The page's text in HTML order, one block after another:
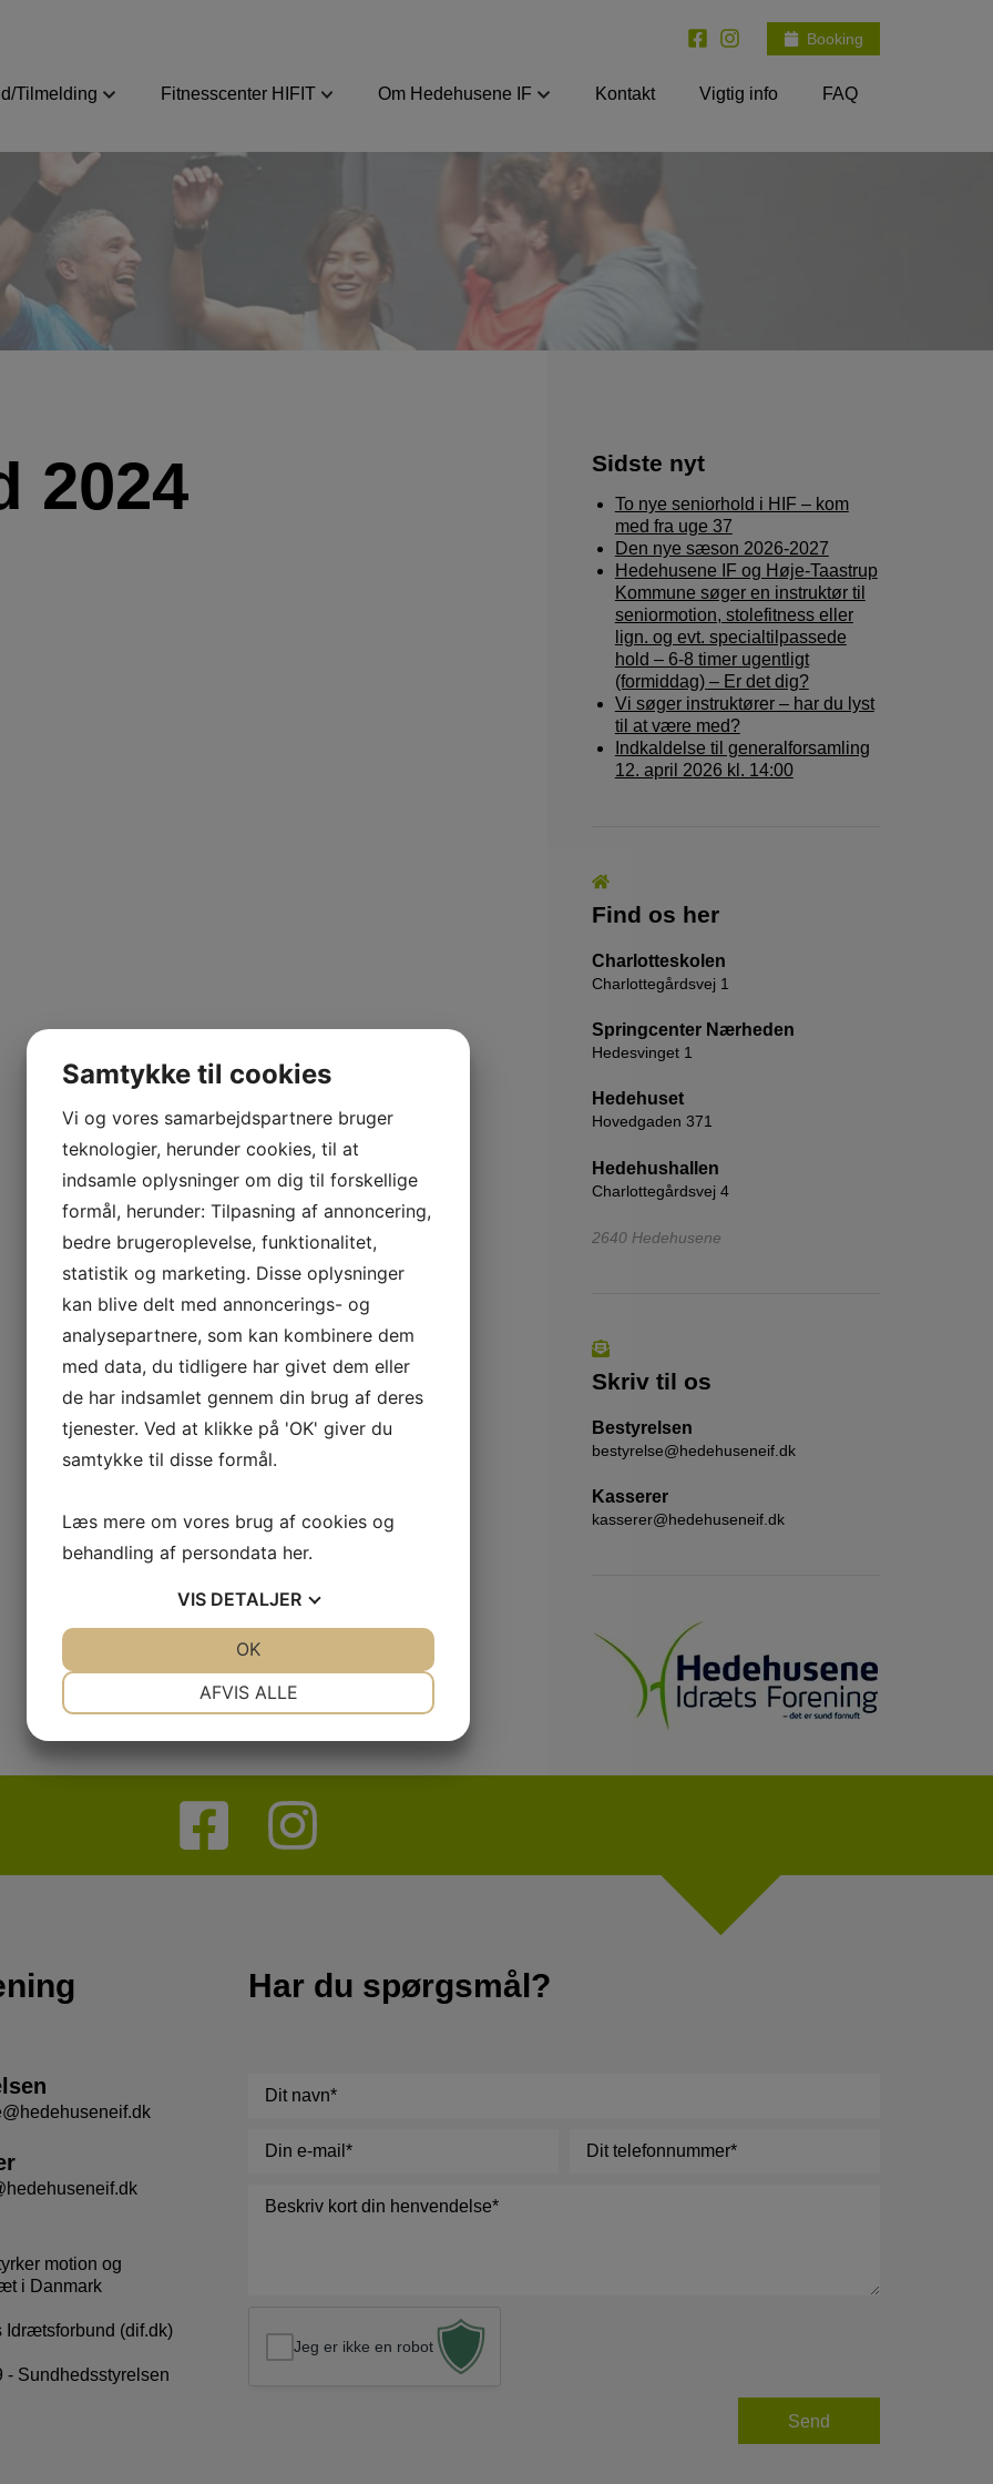
Booking
Tilmelding Fitnesscenter HIFIT Om Hedehusene IF Kontakt Vigtig info FAQ
2024 Sidste nyt
To nye seniorhold i HIF – kom
med fra uge 37
Den nye sæson 2026-2027
Hedehusene IF og Høje-Taastrup
Kommune søger en instruktør til
seniormotion, stolefitness eller
lign. og evt. specialtilpassede
hold – 6-8 timer ugentligt
(formiddag) – Er det dig?
Vi søger instruktører – har du lyst
til at være med?
Indkaldelse til generalforsamling
12. april 2026 kl. 14:00
Find os her
Charlotteskolen
Charlottegårdsvej 1
Springcenter Nærheden
Hedesvinget 1
Hedehuset
Hovedgaden 371
Hedehushallen
Charlottegårdsvej 4
2640 Hedehusene
Skriv til os
Bestyrelsen
bestyrelse@hedehuseneif.dk
Kasserer
kasserer@hedehuseneif.dk
motion og
i Danmark
Idrætsforbund (dif.dk)
- Sundhedsstyrelsen
Har du spørgsmål?
mail
Jeg er ikke en robot
Samtykke til cookies
Vi og vores samarbejdspartnere bruger
teknologier, herunder cookies, til at
indsamle oplysninger om dig til forskellige
formål, herunder: Tilpasning af annoncering,
bedre brugeroplevelse, funktionalitet,
statistik og marketing. Disse oplysninger
kan blive delt med annoncerings- og
analysepartnere, som kan kombinere dem
med data, du tidligere har givet dem eller
de har indsamlet gennem din brug af deres
tjenester. Ved at klikke på 'OK' giver du
samtykke til disse formål.
Læs mere om vores brug af cookies og
behandling af persondata her.
VIS DETALJER
AFVIS ALLE
OK